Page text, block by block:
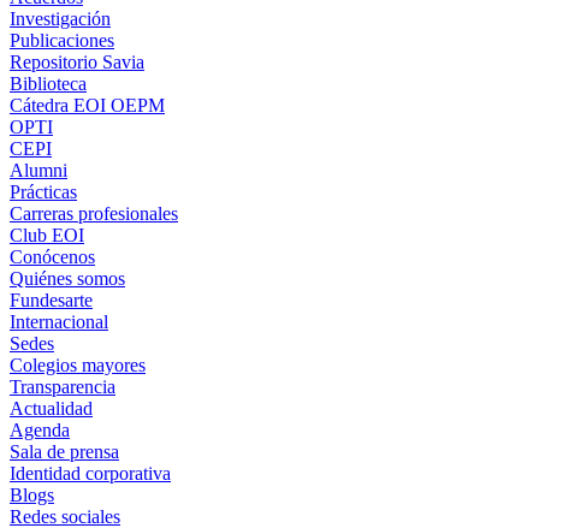
Investigación
Publicaciones
Repositorio Savia
Biblioteca
Cátedra EOI OEPM
OPTI
CEPI
Alumni
Prácticas
Carreras profesionales
Club EOI
Conócenos
Quiénes somos
Fundesarte
Internacional
Sedes
Colegios mayores
Transparencia
Actualidad
Agenda
Sala de prensa
Identidad corporativa
Blogs
Redes sociales